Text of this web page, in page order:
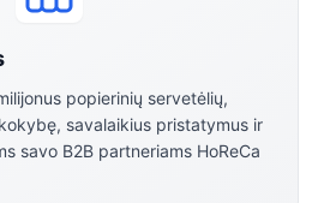
popierinių servetėlių,
savalaikius pristatymus ir
savo B2B partneriams HoReCa